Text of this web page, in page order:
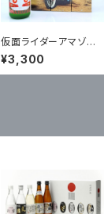
仮面ライダーアマゾ
ン 誉の露720ml 箱
入 25度 ※ミニミニ
アクリルスタンド付き
¥3,300